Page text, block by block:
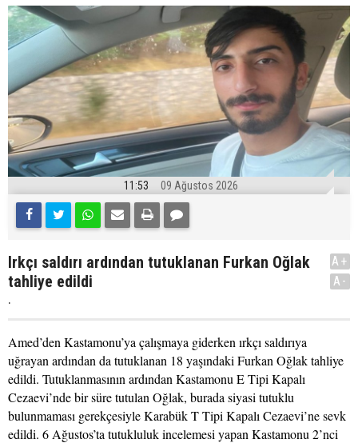
11:53 09 Ağustos 2026
Irkçı saldırı ardından tutuklanan Furkan Oğlak
tahliye edildi
.
A+
A-
Amed’den Kastamonu’ya çalışmaya giderken ırkçı saldırıya
uğrayan ardından da tutuklanan 18 yaşındaki Furkan Oğlak tahliye
edildi. Tutuklanmasının ardından Kastamonu E Tipi Kapalı
Cezaevi’nde bir süre tutulan Oğlak, burada siyasi tutuklu
bulunmaması gerekçesiyle Karabük T Tipi Kapalı Cezaevi’ne sevk
edildi. 6 Ağustos’ta tutukluluk incelemesi yapan Kastamonu 2’nci